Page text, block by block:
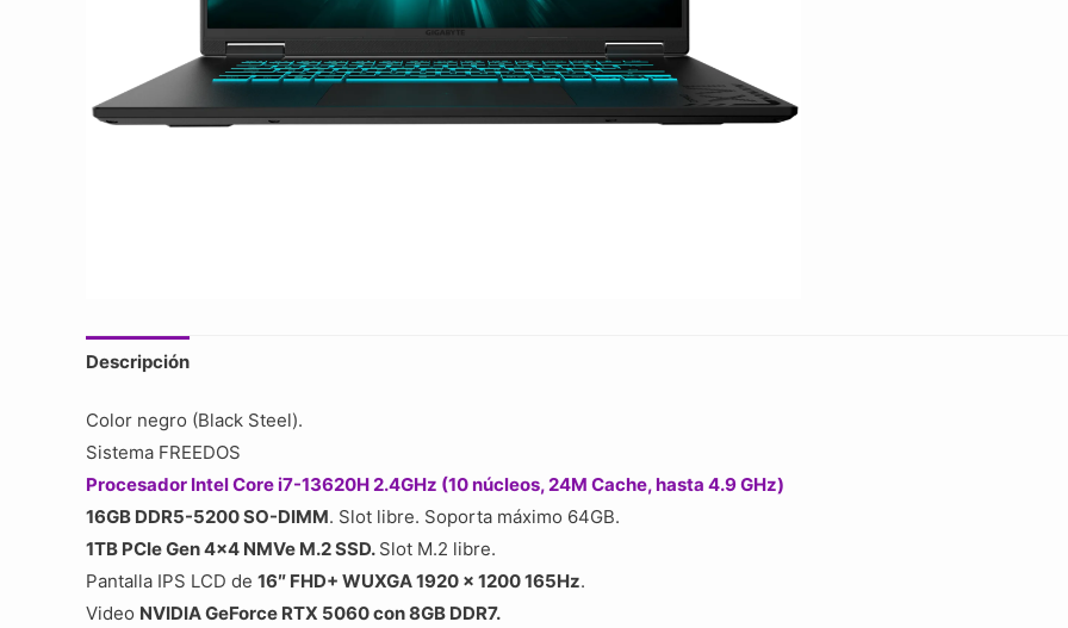
Descripción
Color negro (Black Steel).
Sistema FREEDOS
Procesador Intel Core i7-13620H 2.4GHz (10 núcleos, 24M Cache, hasta 4.9 GHz)
16GB DDR5-5200 SO-DIMM. Slot libre. Soporta máximo 64GB.
1TB PCIe Gen 4×4 NMVe M.2 SSD. Slot M.2 libre.
Pantalla IPS LCD de 16″ FHD+ WUXGA 1920 x 1200 165Hz.
Video NVIDIA GeForce RTX 5060 con 8GB DDR7.